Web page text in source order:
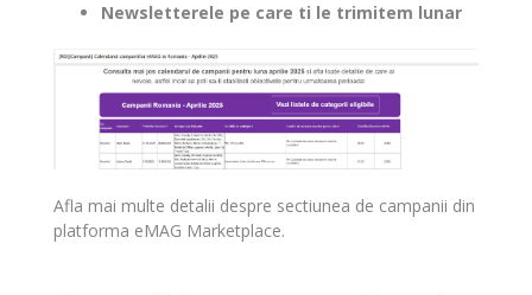
Newsletterele pe care ti le trimitem lunar
Afla mai multe detalii despre sectiunea de campanii din
platforma eMAG Marketplace.